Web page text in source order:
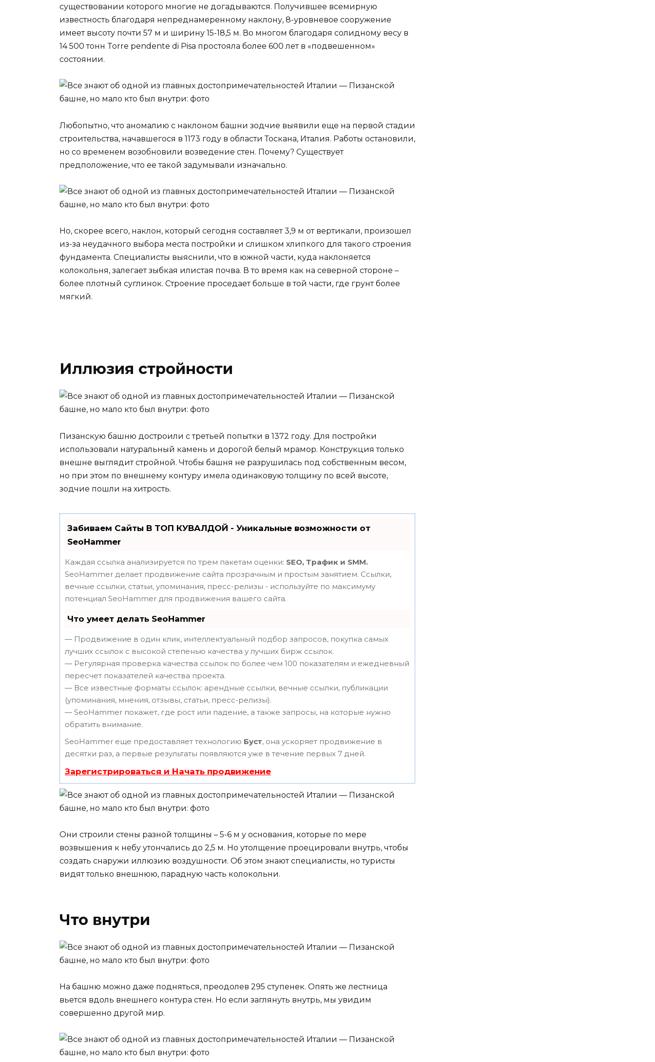
существовании которого многие не догадываются. Получившее всемирную
известность благодаря непреднамеренному наклону, 8-уровневое сооружение
имеет высоту почти 57 м и ширину 15-18,5 м. Во многом благодаря солидному весу в
14 500 тонн Torre pendente di Pisa простояла более 600 лет в «подвешенном»
состоянии.
Любопытно, что аномалию с наклоном башни зодчие выявили еще на первой стадии
строительства, начавшегося в 1173 году в области Тоскана, Италия. Работы остановили,
но со временем возобновили возведение стен. Почему? Существует
предположение, что ее такой задумывали изначально.
Но, скорее всего, наклон, который сегодня составляет 3,9 м от вертикали, произошел
из-за неудачного выбора места постройки и слишком хлипкого для такого строения
фундамента. Специалисты выяснили, что в южной части, куда наклоняется
колокольня, залегает зыбкая илистая почва. В то время как на северной стороне –
более плотный суглинок. Строение проседает больше в той части, где грунт более
мягкий.
Иллюзия стройности
Пизанскую башню достроили с третьей попытки в 1372 году. Для постройки
использовали натуральный камень и дорогой белый мрамор. Конструкция только
внешне выглядит стройной. Чтобы башня не разрушилась под собственным весом,
но при этом по внешнему контуру имела одинаковую толщину по всей высоте,
зодчие пошли на хитрость.
Забиваем Сайты В ТОП КУВАЛДОЙ - Уникальные возможности от
SeoHammer
Каждая ссылка анализируется по трем пакетам оценки: SEO, Трафик и SMM.
SeoHammer делает продвижение сайта прозрачным и простым занятием. Ссылки,
вечные ссылки, статьи, упоминания, пресс-релизы - используйте по максимуму
потенциал SeoHammer для продвижения вашего сайта.
Что умеет делать SeoHammer
— Продвижение в один клик, интеллектуальный подбор запросов, покупка самых
лучших ссылок с высокой степенью качества у лучших бирж ссылок.
— Регулярная проверка качества ссылок по более чем 100 показателям и ежедневный
пересчет показателей качества проекта.
— Все известные форматы ссылок: арендные ссылки, вечные ссылки, публикации
(упоминания, мнения, отзывы, статьи, пресс-релизы).
— SeoHammer покажет, где рост или падение, а также запросы, на которые нужно
обратить внимание.
SeoHammer еще предоставляет технологию Буст, она ускоряет продвижение в
десятки раз, а первые результаты появляются уже в течение первых 7 дней.
Зарегистрироваться и Начать продвижение
Они строили стены разной толщины – 5-6 м у основания, которые по мере
возвышения к небу утончались до 2,5 м. Но утолщение проецировали внутрь, чтобы
создать снаружи иллюзию воздушности. Об этом знают специалисты, но туристы
видят только внешнюю, парадную часть колокольни.
Что внутри
На башню можно даже подняться, преодолев 295 ступенек. Опять же лестница
вьется вдоль внешнего контура стен. Но если заглянуть внутрь, мы увидим
совершенно другой мир.